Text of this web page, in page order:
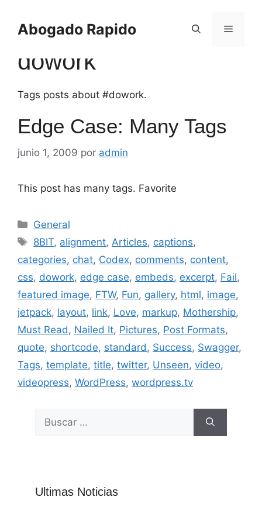
contenido
Abogado Rapido Menú
dowork
Tags posts about #dowork.
Edge Case: Many Tags
junio 1, 2009 por admin
This post has many tags. Favorite
Categorías
General
Etiquetas
8BIT, alignment, Articles, captions,
categories, chat, Codex, comments, content,
css, dowork, edge case, embeds, excerpt, Fail,
featured image, FTW, Fun, gallery, html, image,
jetpack, layout, link, Love, markup, Mothership,
Must Read , Nailed It, Pictures, Post Formats,
quote, shortcode, standard , Success, Swagger,
Tags, template, title, twitter, Unseen, video,
videopress, WordPress, wordpress.tv
Ultimas Noticias